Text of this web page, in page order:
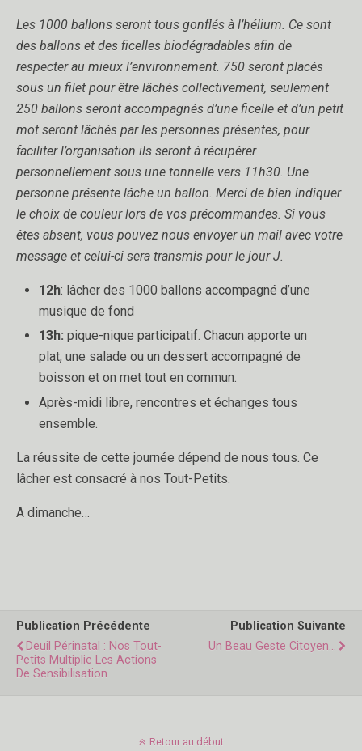
Les 1000 ballons seront tous gonflés à l’hélium. Ce sont
des ballons et des ficelles biodégradables afin de
respecter au mieux l’environnement. 750 seront placés
sous un filet pour être lâchés collectivement, seulement
250 ballons seront accompagnés d’une ficelle et d’un petit
mot seront lâchés par les personnes présentes, pour
faciliter l’organisation ils seront à récupérer
personnellement sous une tonnelle vers 11h30. Une
personne présente lâche un ballon. Merci de bien indiquer
le choix de couleur lors de vos précommandes. Si vous
êtes absent, vous pouvez nous envoyer un mail avec votre
message et celui-ci sera transmis pour le jour J.
12h: lâcher des 1000 ballons accompagné d’une
musique de fond
13h: pique-nique participatif. Chacun apporte un
plat, une salade ou un dessert accompagné de
boisson et on met tout en commun.
Après-midi libre, rencontres et échanges tous
ensemble.
La réussite de cette journée dépend de nous tous. Ce
lâcher est consacré à nos Tout-Petits.
A dimanche…
Publication Précédente
Deuil Périnatal : Nos Tout-
Petits Multiplie Les Actions
De Sensibilisation
Publication Suivante
Un Beau Geste Citoyen...
Retour au début